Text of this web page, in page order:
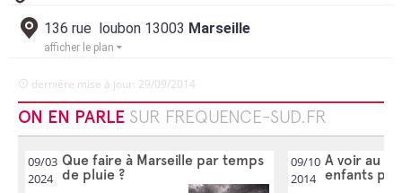
136 rue loubon 13003 Marseille
afficher le plan
dernière mise à jour: 29/09/2014
ON EN PARLE SUR FREQUENCE-SUD.FR
09/03
2024
Que faire à Marseille par temps
de pluie ?
09/10
2014
A voir au
enfants